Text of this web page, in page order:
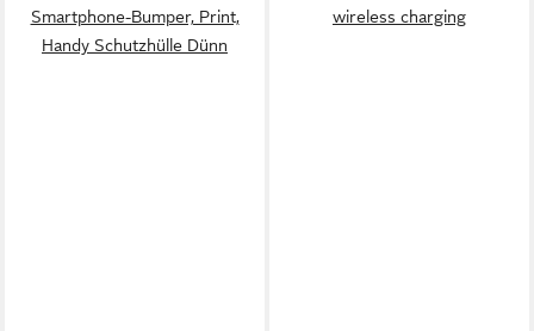
Smartphone-Bumper, Print,
Handy Schutzhülle Dünn
wireless charging